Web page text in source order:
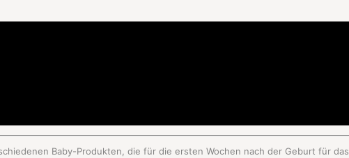
Baby-Produkten, die für die ersten Wochen nach der Geburt für das